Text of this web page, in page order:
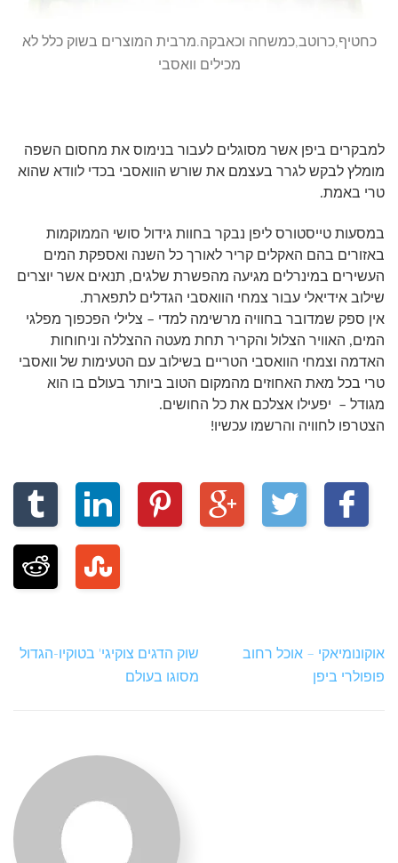
כחטיף,כרוטב,כמשחה וכאבקה.מרבית המוצרים בשוק כלל לא
מכילים וואסבי
למבקרים ביפן אשר מסוגלים לעבור בנימוס את מחסום השפה
מומלץ לבקש לגרר בעצמם את שורש הוואסבי בכדי לוודא שהוא
טרי באמת.
במסעות טייסטורס ליפן נבקר בחוות גידול סושי הממוקמות
באזורים בהם האקלים קריר לאורך כל השנה ואספקת המים
העשירים במינרלים מגיעה מהפשרת שלגים, תנאים אשר יוצרים
שילוב אידיאלי עבור צמחי הוואסבי הגדלים לתפארת.
אין ספק שמדובר בחוויה מרשימה למדי – צלילי הפכפוך מפלגי
המים, האוויר הצלול והקריר תחת מעטה ההצללה וניחוחות
האדמה וצמחי הוואסבי הטריים בשילוב עם הטעימות של וואסבי
טרי בכל מאת האחוזים מהמקום הטוב ביותר בעולם בו הוא
מגודל – יפעילו אצלכם את כל החושים.
הצטרפו לחוויה והרשמו עכשיו!
שוק הדגים צוקיגי' בטוקיו-הגדול
מסוגו בעולם
אוקונומיאקי – אוכל רחוב
פופולרי ביפן